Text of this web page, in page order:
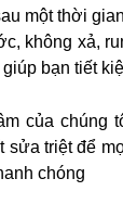
một thời
không xả,
giúp bạn tiết
của chúng
sửa triệt để
chóng